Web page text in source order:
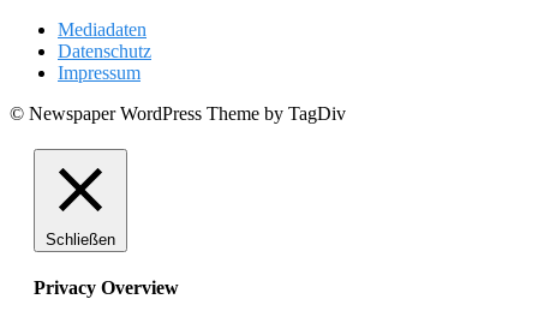
Mediadaten
Datenschutz
Impressum
© Newspaper WordPress Theme by TagDiv
Schließen
Privacy Overview